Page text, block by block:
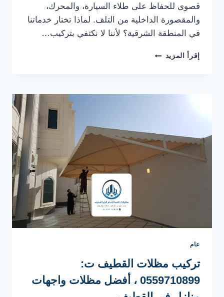
قصوى للحفاظ على طلاء السيارة، والمحرك،
والمقصورة الداخلية من التلف. ​لماذا تختار خدماتنا
في المنطقة الشرقية؟ ​لأننا لا نكتفي بتركيب…
إقرأ المزيد تركيب
ت
سيارات
قماش
القطيف
عام
تركيب مظلات القطيف ت:
0559710899 ، أفضل مظلات واجهات